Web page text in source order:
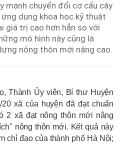
mạnh chuyển đổi cơ cấu cây
dụng khoa học kỹ thuật
giá trị cao hơn hẳn so với
mô hình này cũng là
nông thôn mới nâng cao.
Thành Ủy viên, Bí thư Huyện
xã của huyện đã đạt chuẩn
2 xã đạt nông thôn mới nâng
nông thôn mới. Kết quả này
chỉ đạo của thành phố Hà Nội;